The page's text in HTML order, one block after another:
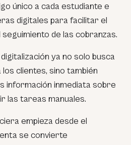
único a cada estudiante e
digitales para facilitar el
de las cobranzas.
ya no solo busca
clientes, sino también
información inmediata sobre
las tareas manuales.
empieza desde el
se convierte